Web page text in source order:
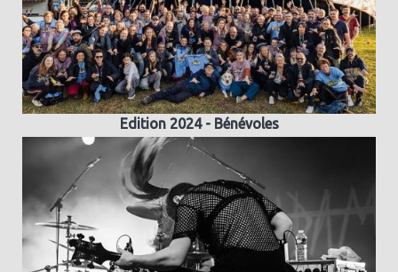
Edition 2024 - Bénévoles